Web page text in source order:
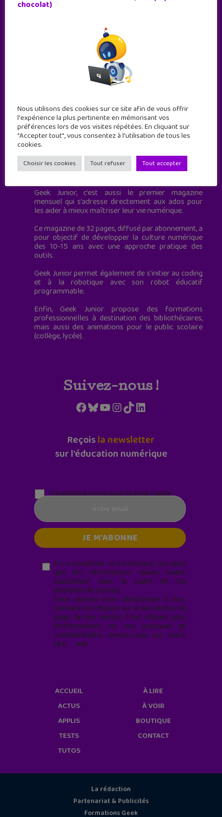
JE M'ABONNE !
Geek Junior est le premier site de culture numérique
à destination des adolescents.
Geek Junior, c’est aussi le premier magazine
mensuel qui s’adresse directement aux ados pour
les aider à mieux maîtriser leur vie numérique.
Ce magazine de 32 pages, diffusé par abonnement, a
pour objectif de développer la culture numérique
des 10-15 ans avec une approche pratique des
outils.
Geek Junior permet également de s'initier au coding
et à la robotique avec son robot éducatif
programmable.
Enfin, Geek Junior propose des formations
professionnelles à destination des bibliothécaires,
mais aussi des animations pour le public scolaire
(collège, lycée).
Suivez-nous !
Facebook
Bluesky
YouTube
Instagram
TikTokLinkedIn
Reçoisla newsletter
sur l'éducation numérique
Parentalité numérique (le lundi matin)
En soumettant ce formulaire, j’accepte
que les informations saisies soient
exploitées* dans le cadre de ma
demande de contact.
Vous pouvez vous désabonner à tout
moment en cliquant sur le lien en bas de
page de nos emails. Pour obtenir plus
d'informations sur nos pratiques de
confidentialité, rendez-vous sur notre
site web
chocolat)
Nous utilisons des cookies sur ce site afin de vous offrir
l'expérience la plus pertinente en mémorisant vos
préférences lors de vos visites répétées. En cliquant sur
"Accepter tout", vous consentez à l'utilisation de tous les
cookies.
Choisir les cookies Tout refuser Tout accepter
ACCUEIL
ACTUS
APPLIS
TESTS
TUTOS
À LIRE
À VOIR
BOUTIQUE
CONTACT
La rédaction
Partenariat & Publicités
Formations Geek